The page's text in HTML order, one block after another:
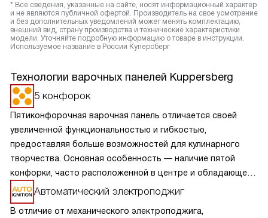
* Все сведения, указанные на сайте, носят информационный характер
и не являются публичной офертой. Производитель на свое усмотрение
и без дополнительных уведомлений может менять комплектацию,
внешний вид, страну производства и технические характеристики
модели. Уточняйте подробную информацию о товаре в инструкции.
Используемое название в России Куперсберг
Технологии варочных панелей Kuppersberg
5 конфорок
Пятиконфорочная варочная панель отличается своей
увеличенной функциональностью и гибкостью,
предоставляя больше возможностей для кулинарного
творчества. Основная особенность — наличие пятой
конфорки, часто расположенной в центре и обладающей
большей мощностью или специальной формой для
больших кастрюль и сковород. Это позволяет
одновременно готовить разнообразные блюда,
Автоматический электроподжиг
В отличие от механического электроподжига,